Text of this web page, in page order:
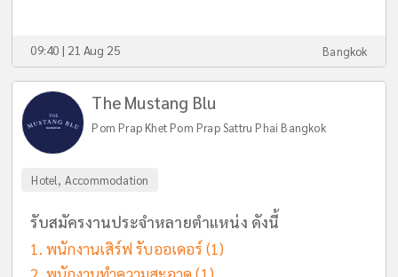
09:40 | 21 Aug 25 Bangkok
The Mustang Blu
Pom Prap Khet Pom Prap Sattru Phai Bangkok
Hotel, Accommodation
รับสมัครงานประจำหลายตำแหน่ง ดังนี้
พนักงานเสิร์ฟ รับออเดอร์(1)
พนักงานทำความสะอาด(1)